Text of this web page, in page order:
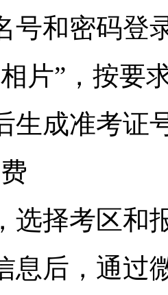
号和密码登
片”，按要
生成准考证
选择考区和
息后，通过